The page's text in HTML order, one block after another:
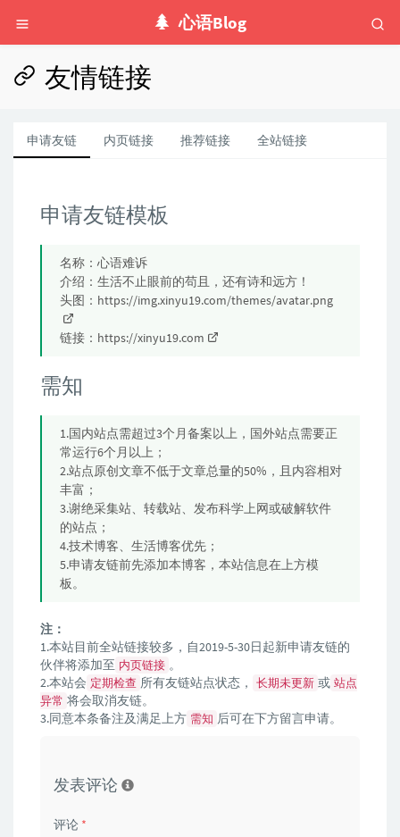
心语Blog
友情链接
申请友链 内页链接 推荐链接 全站链接
申请友链模板
名称：心语难诉
介绍：生活不止眼前的苟且，还有诗和远方！
头图： https://img.xinyu19.com/themes/avatar.png
链接： https://xinyu19.com
需知
1.国内站点需超过3个月备案以上，国外站点需要正
常运行6个月以上；
2.站点原创文章不低于文章总量的50%，且内容相对
丰富；
3.谢绝采集站、转载站、发布科学上网或破解软件
的站点；
4.技术博客、生活博客优先；
5.申请友链前先添加本博客，本站信息在上方模
板。
注：
1.本站目前全站链接较多，自2019-5-30日起新申请友链的
伙伴将添加至 内页链接 。
2.本站会 定期检查 所有友链站点状态， 长期未更新 或 站点
异常 将会取消友链。
3.同意本条备注及满足上方 需知 后可在下方留言申请。
发表评论
评论 *